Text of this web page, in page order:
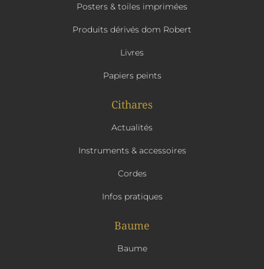
Posters & toiles imprimées
Produits dérivés dom Robert
Livres
Papiers peints
Cithares
Actualités
Instruments & accessoires
Cordes
Infos pratiques
Baume
Baume